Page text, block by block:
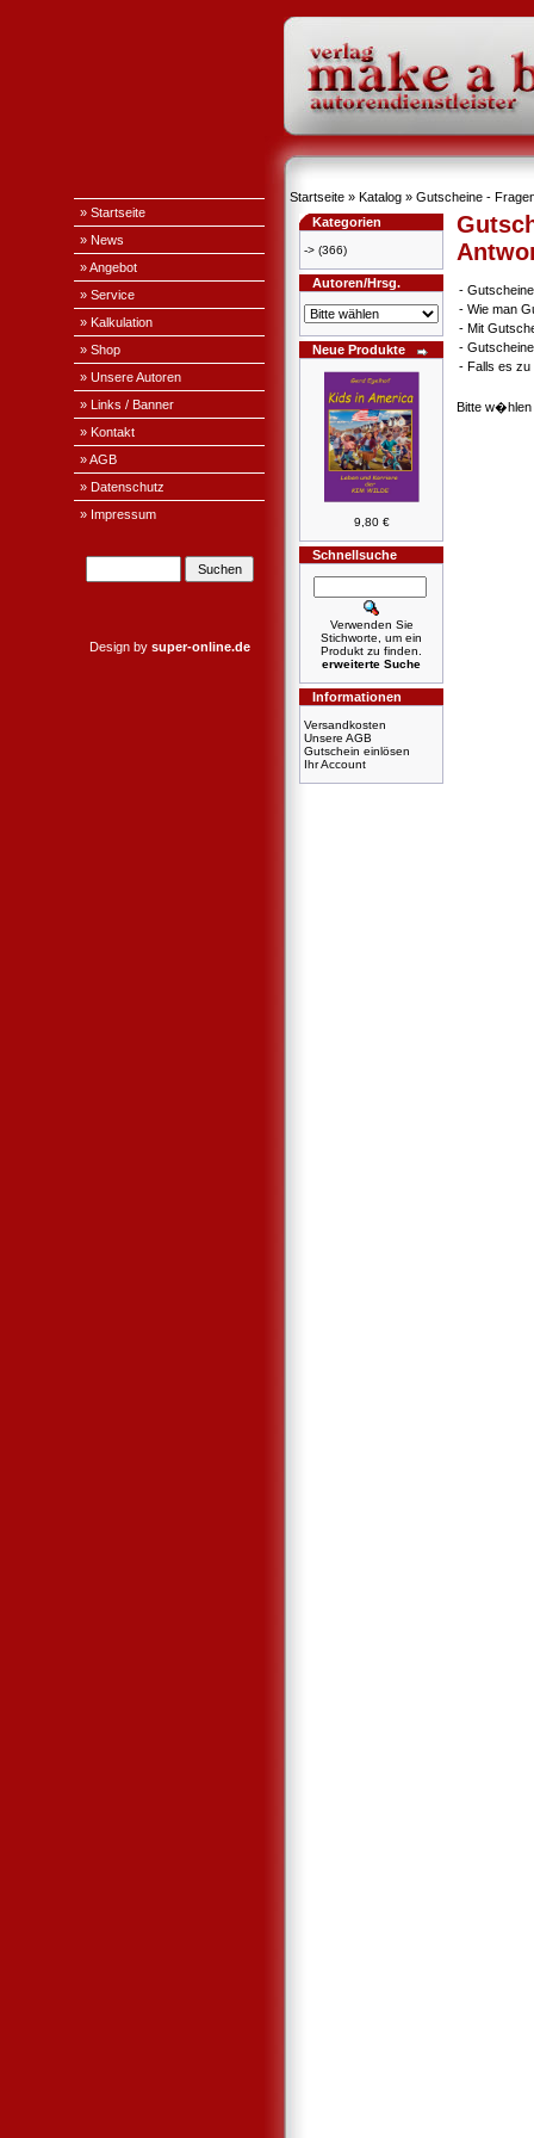
» Startseite
» News
» Angebot
» Service
» Kalkulation
» Shop
» Unsere Autoren
» Links / Banner
» Kontakt
» AGB
» Datenschutz
» Impressum
Design by super-online.de
Startseite » Katalog » Gutscheine -
Kategorien
-> (366)
Autoren/Hrsg.
Neue Produkte
9,80 €
Schnellsuche
Verwenden Sie
Stichworte, um ein
Produkt zu finden.
erweiterte Suche
Informationen
Versandkosten
Unsere AGB
Gutschein einlösen
Ihr Account
-
- Wie man
- Mit
-
- Falls es zu
Bitte w�hlen